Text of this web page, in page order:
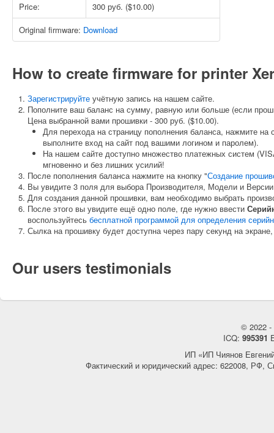
Price:
300 руб. ($10.00)
Original firmware: Download
How to create firmware for printer
Зарегистрируйте учётную запись на нашем сайте.
Пополните ваш баланс на сумму, равную или больше (если
Цена выбранной вами прошивки - 300 руб. ($10.00).
Для перехода на страницу пополнения баланса, нажмите на
выполните вход на сайт под вашими логином и паролем).
На нашем сайте доступно множество платежных систем
мгновенно и без лишних усилий!
После пополнения баланса нажмите на кнопку "Создание
Вы увидите 3 поля для выбора Производителя, Модели и
Для создания данной прошивки, вам необходимо выбрать
После этого вы увидите ещё одно поле, где нужно ввести
воспользуйтесь бесплатной программой для определения
Сылка на прошивку будет доступна через пару секунд на
Our users testimonials
© 2022 -
ICQ: 995391
ИП «ИП Чиянов
Фактический и юридический адрес: 622008, РФ,